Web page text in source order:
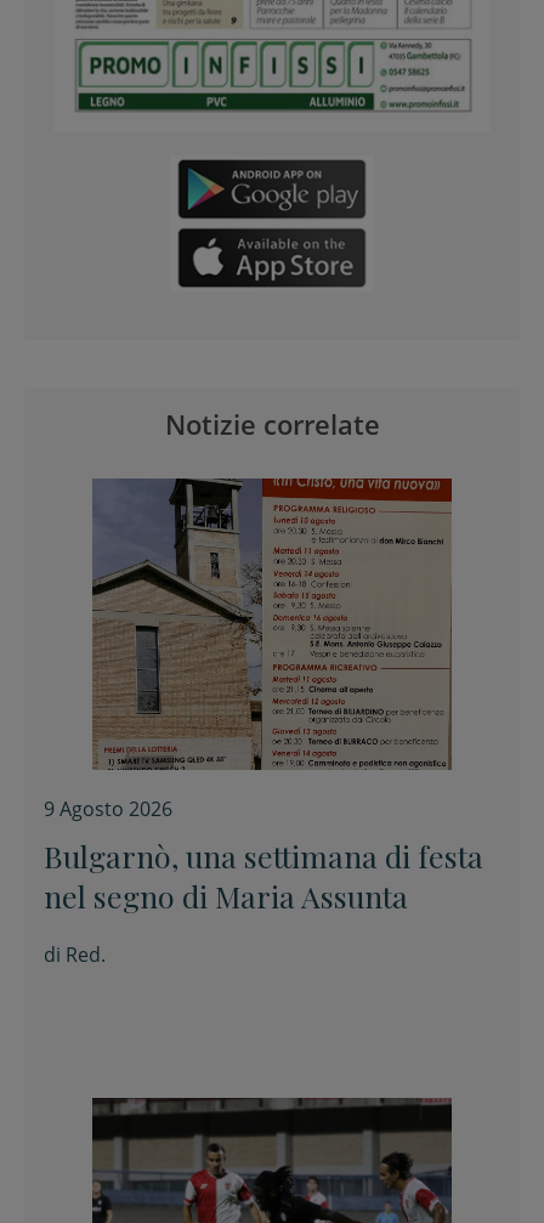
Notizie correlate
9 Agosto 2026
Bulgarnò, una settimana di festa
nel segno di Maria Assunta
di Red.